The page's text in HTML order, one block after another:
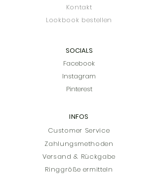
Kontakt
Lookbook bestellen
SOCIALS
Facebook
Instagram
Pinterest
INFOS
Customer Service
Zahlungsmethoden
Versand & Rückgabe
Ringgröße ermitteln